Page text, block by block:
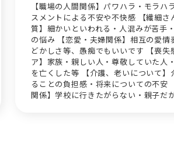
【職場の人間関係】パワハラ・モラハ
スメントによる不安や不快感 【繊細さ
質】細かいといわれる・人混みが苦手
の悩み 【恋愛・夫婦関係】相互の愛情
どかしさ等、愚痴でもいいです 【喪失
ア】家族・親しい人・尊敬していた人
を亡くした等 【介護、老いについて】
ることの負担感・将来についての不安
関係】学校に行きたがらない・親子だ